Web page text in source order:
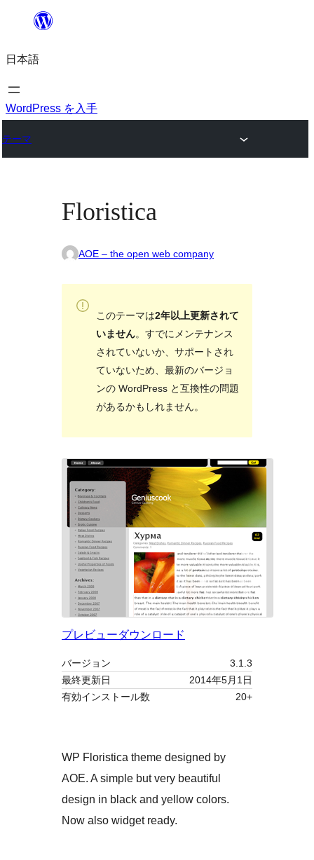
を
ス
キ
プ
日本語
WordPress を入手
テーマ
Floristica
AOE – the open web company
このテーマは2年以上更新されて
いません。すでにメンテナンス
されていないか、サポートされ
ていないため、最新のバージョ
ンの WordPress と互換性の問題
があるかもしれません。
プレビューダウンロード
バージョン
3.1.3
最終更新日
2014年5月1日
有効インストール数
20+
WP Floristica theme designed by
AOE. A simple but very beautiful
design in black and yellow colors.
Now also widget ready.